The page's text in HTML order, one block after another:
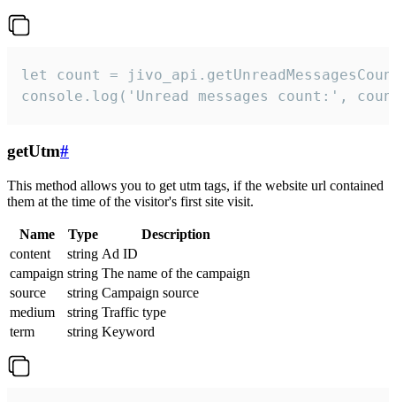
let count =
console.log('Unread messages count:',
getUtm#
This method allows you to get utm tags, if the website url contained
them at the time of the visitor's first site visit.
Name Type
Description
content
string Ad ID
campaign string The name of the campaign
source
string Campaign source
medium
string Traffic type
term
string Keyword